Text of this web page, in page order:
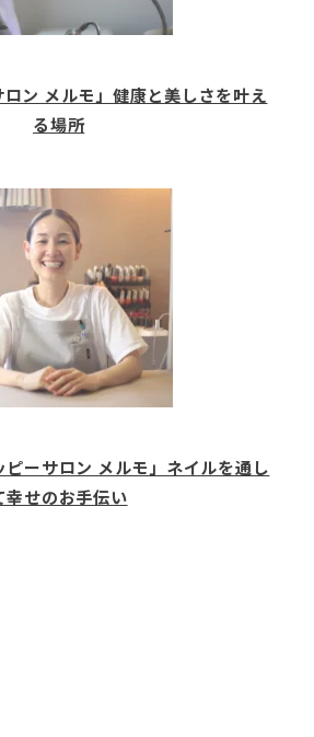
ン メルモ」健康と美しさを叶え
る場所
ーサロン メルモ」ネイルを通し
幸せのお手伝い